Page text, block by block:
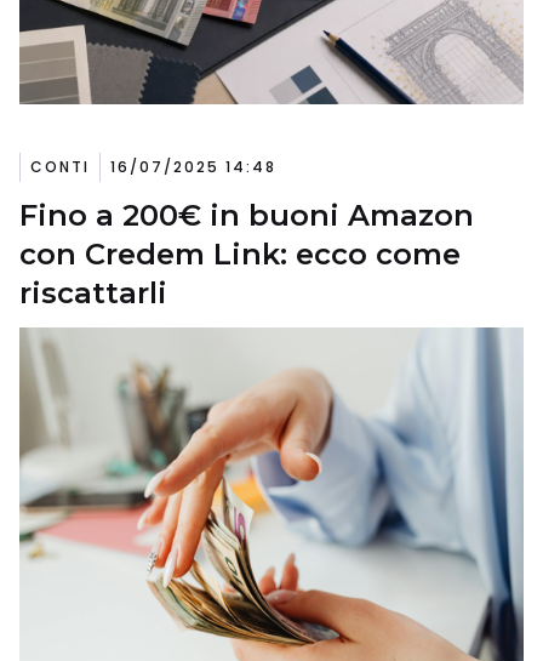
CONTI 16/07/2025 14:48
Fino a 200€ in buoni Amazon
con Credem Link: ecco come
riscattarli